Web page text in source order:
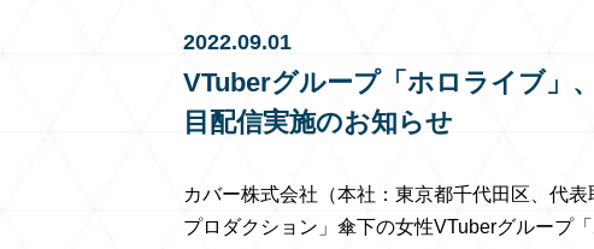
2022.09.01
VTuberグループ「ホロライブ」
目配信実施のお知らせ
カバー株式会社（本社：東京都千代田区、代
プロダクション」傘下の女性VTuberグループ